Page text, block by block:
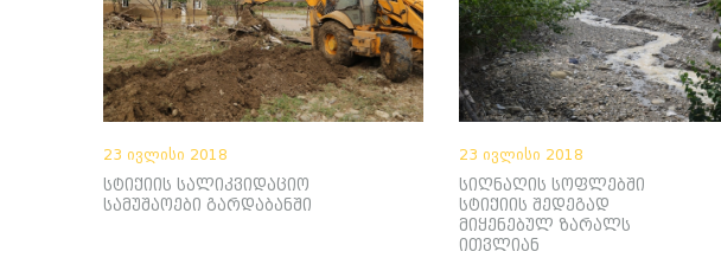
23 ივლისი 2018
სტიქიის სალიკვიდაციო
სამუშაოები გარდაბანში
23 ივლისი 2018
სიღნაღის სოფლებში
სტიქიის შედეგად
მიყენებულ ზარალს
ითვლიან